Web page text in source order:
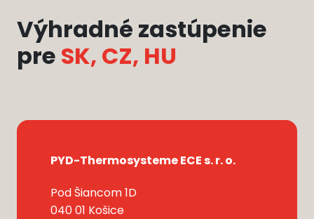
Výhradné zastúpenie
pre SK, CZ, HU
PYD-Thermosysteme ECE s. r. o.
Pod Šiancom 1D
040 01 Košice